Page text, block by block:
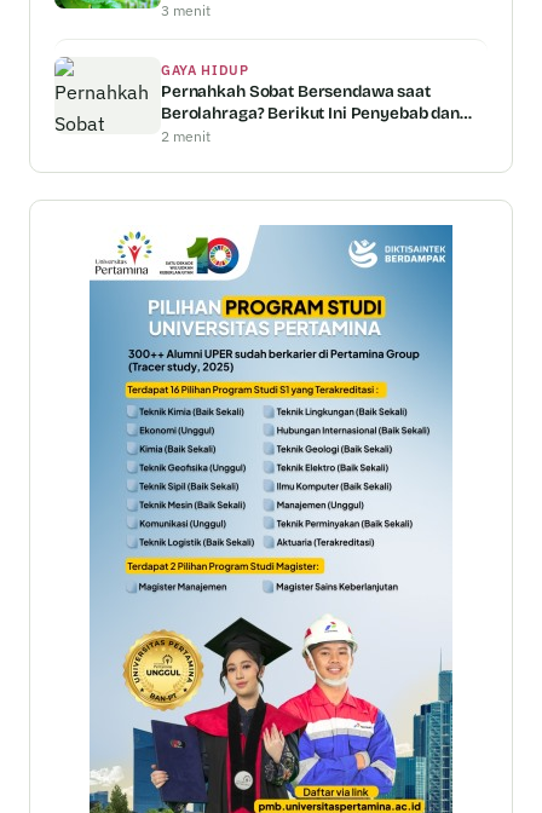
3 menit
GAYA HIDUP
Pernahkah Sobat Bersendawa saat
Berolahraga? Berikut Ini Penyebab dan
Penjelasannya
2 menit